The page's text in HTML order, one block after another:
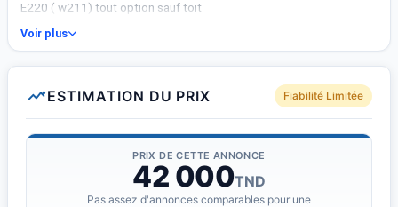
E220 ( w211) tout option sauf toit
Voir plus
ESTIMATION DU PRIX Fiabilité Limitée
PRIX DE CETTE ANNONCE
42 000TND
Pas assez d'annonces comparables pour une